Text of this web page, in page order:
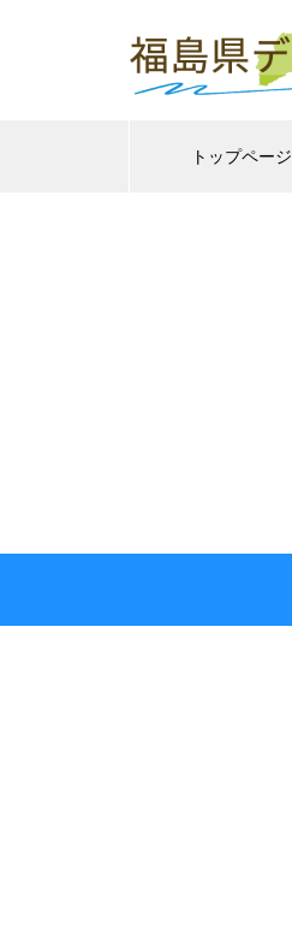
トップページ